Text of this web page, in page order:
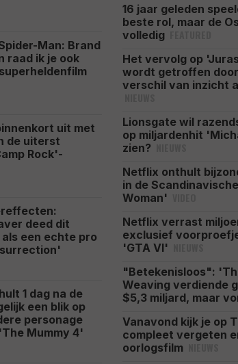
Man: Brand
raad ik je ook
uit met
de uiterst
Rock'-
deed dit
een echte pro
1 dag na de
een blik op
personage
Mummy 4'
16 jaar geleden
beste rol, maar de
volledig
Het vervolg op
wordt getroffen
verschil van inzicht
Lionsgate wil
op miljardenhit
zien?
Netflix onthult
in de
Woman'
Netflix verrast
exclusief
'GTA VI'
"Betekenisloos":
Weaving verdiende
$5,3 miljard, maar
Vanavond kijk je op
compleet vergeten
oorlogsfilm